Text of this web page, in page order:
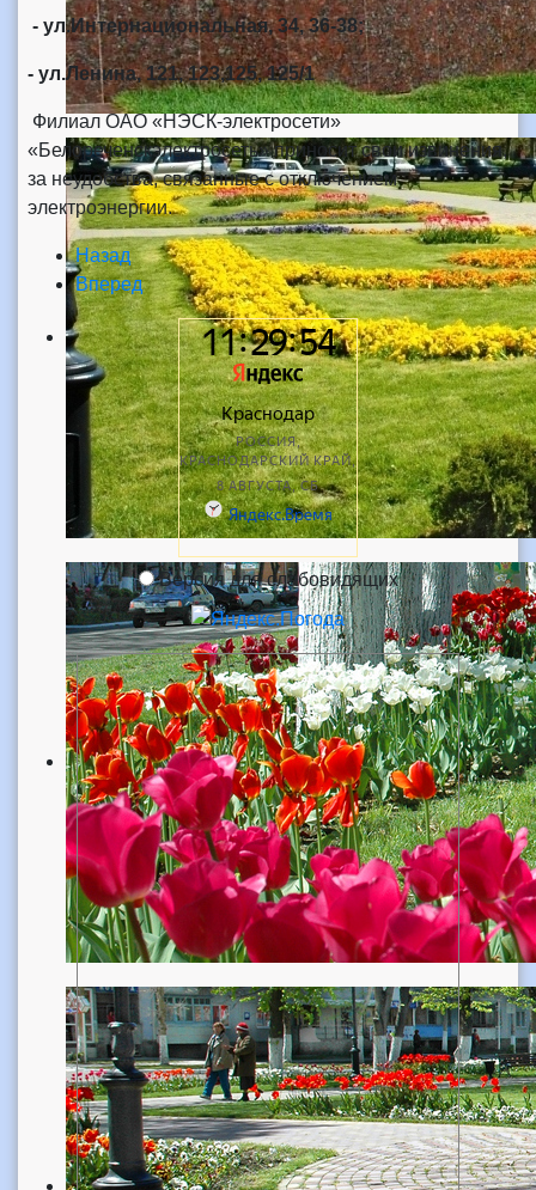
- ул.Интернациональная, 34, 36-38;
- ул.Ленина, 121, 123,125, 125/1
Филиал ОАО «НЭСК-электросети»
«Белореченскэлектросеть» приносит свои извинения,
за неудобства, связанные с отключением
электроэнергии.
Назад
Вперед
Версия для слабовидящих